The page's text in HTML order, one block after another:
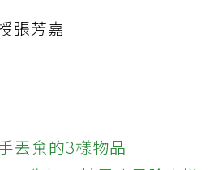
張芳嘉
丟棄的3樣物品